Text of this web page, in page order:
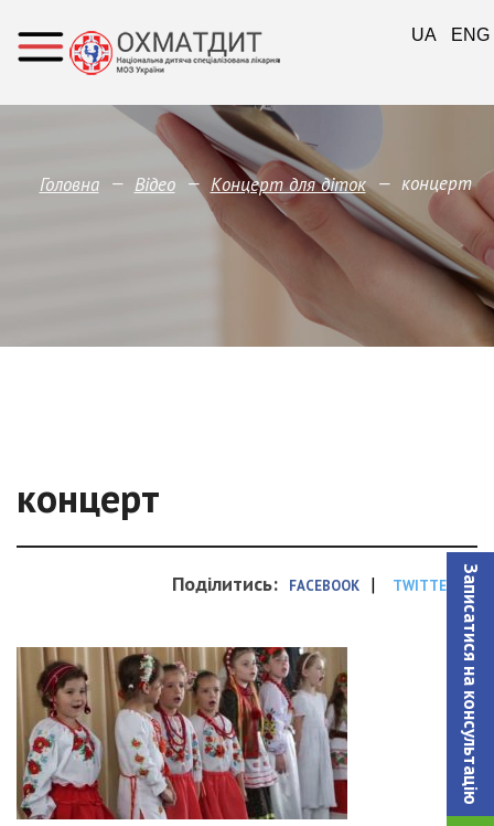
Записатися на консультацiю
Головна — Відео — Концерт для діток — концерт
концерт
Поділитись: FACEBOOK | TWITTER
UA ENG